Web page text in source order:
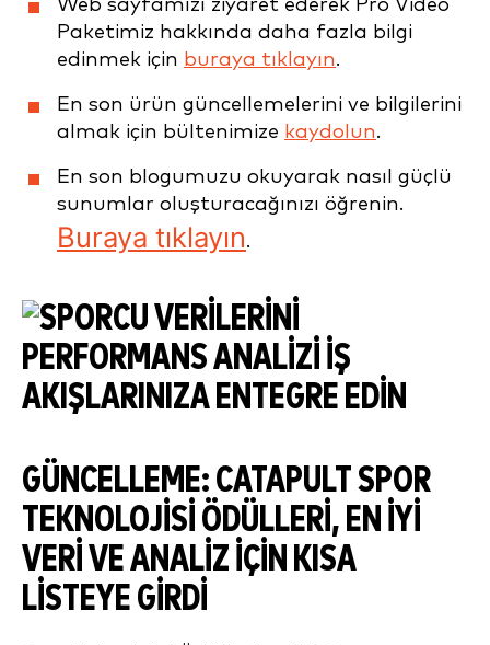
Web sayfamızı ziyaret ederek Pro Video
Paketimiz hakkında daha fazla bilgi
edinmek için buraya tıklayın.
En son ürün güncellemelerini ve bilgilerini
almak için bültenimize kaydolun.
En son blogumuzu okuyarak nasıl güçlü
sunumlar oluşturacağınızı öğrenin.
Buraya tıklayın.
GÜNCELLEME: CATAPULT SPOR
TEKNOLOJISI ÖDÜLLERI, EN İYI
VERI VE ANALIZ IÇIN KISA
LISTEYE GIRDI